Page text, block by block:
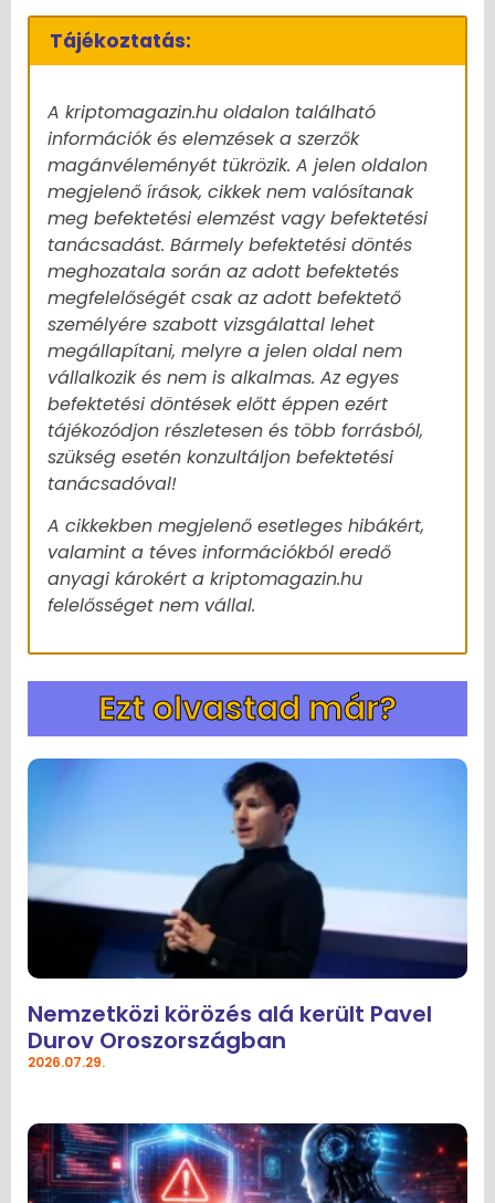
Tájékoztatás:
A kriptomagazin.hu oldalon található
információk és elemzések a szerzők
magánvéleményét tükrözik. A jelen oldalon
megjelenő írások, cikkek nem valósítanak
meg befektetési elemzést vagy befektetési
tanácsadást. Bármely befektetési döntés
meghozatala során az adott befektetés
megfelelőségét csak az adott befektető
személyére szabott vizsgálattal lehet
megállapítani, melyre a jelen oldal nem
vállalkozik és nem is alkalmas. Az egyes
befektetési döntések előtt éppen ezért
tájékozódjon részletesen és több forrásból,
szükség esetén konzultáljon befektetési
tanácsadóval!
A cikkekben megjelenő esetleges hibákért,
valamint a téves információkból eredő
anyagi károkért a kriptomagazin.hu
felelősséget nem vállal.
Ezt olvastad már?
Nemzetközi körözés alá került Pavel
Durov Oroszországban
2026.07.29.